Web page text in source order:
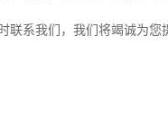
系我们，我们将竭诚为您